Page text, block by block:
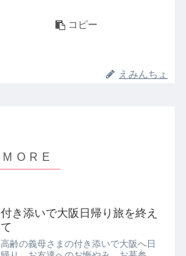
コピー
えみんちょ
付き添いで大阪日帰り旅を終え
て
高齢の義母さまの付き添いで大阪へ日